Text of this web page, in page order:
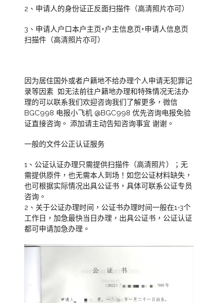
2、申请人的身份证正反面扫描件（高清照片亦可）
3、申请人户口本户主页+户主信息页+申请人信息页
扫描件（高清照片亦可）
因为居住国外或者户籍地不给办理个人申请无犯罪记
录等因素 如无法前往户籍地办理和特殊情况无法办
理的可以联系我们欢迎咨询我们了解更多，微信
BGC998 电报小飞机 @BGC998 优先咨询电报免验
证直接咨询。 添加请主动告知咨询事宜 谢谢。
一般的文件公正认证服务
1、公证认证办理只需提供扫描件（高清照片）；无
需提供原件，也无需本人到场！如您公证材料缺失，
也可根据实际情况出具公证书，具体可联系公证专员
咨询。
2、关于公证办理时间，公证书办理时间一般在1-3个
工作日，加急最快当日办理，出具公证书，公证认证
都可申请加急办理。